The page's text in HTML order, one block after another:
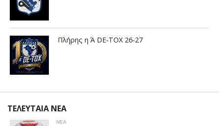
Πλήρης η Ά DE-TOX 26-27
ΤΕΛΕΥΤΑΙΑ ΝΕΑ
ΝΕΑ